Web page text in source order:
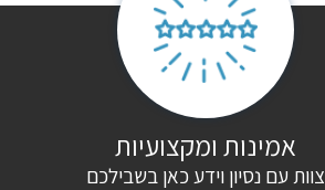
אמינות ומקצועיות
צוות עם נסיון וידע כאן בשבילכם